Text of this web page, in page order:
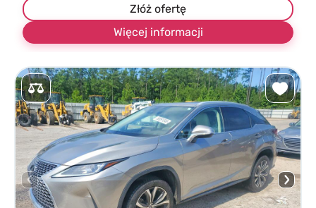
Złóż ofertę
Więcej informacji